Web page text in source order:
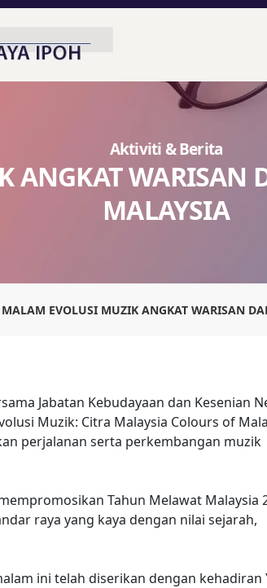
Aktiviti & Berita
ANGKAT WARISAN
MALAYSIA
MALAM EVOLUSI MUZIK ANGKAT WARISAN
Jabatan Kebudayaan dan Kesenian
Muzik: Citra Malaysia Colours of
perjalanan serta perkembangan muzik
Tahun Melawat Malaysia
raya yang kaya dengan nilai sejarah,
ini telah diserikan dengan kehadiran